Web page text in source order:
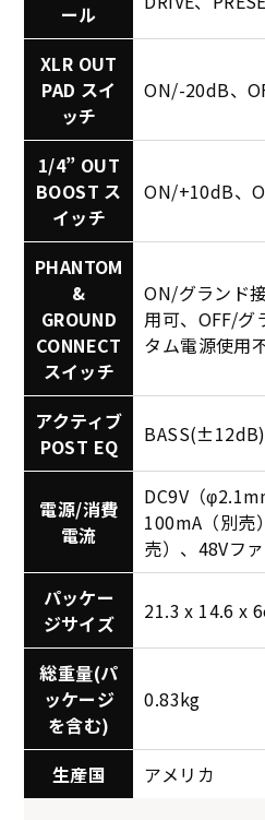
ール
XLR OUT
PAD スイ
ッチ
ON/-20dB、
1/4” OUT
BOOST ス
イッチ
ON/+10dB、
PHANTOM
&
GROUND
CONNECT
スイッチ
ON/グランド
用可、OFF/グ
タム電源使用
アクティブ
POST EQ
電源/消費
電流
DC9V（
100mA（別売
売）、48Vフ
パッケー
ジサイズ
21.3 x 14.6 x
総重量(パ
ッケージ
を含む)
0.83kg
生産国 アメリカ